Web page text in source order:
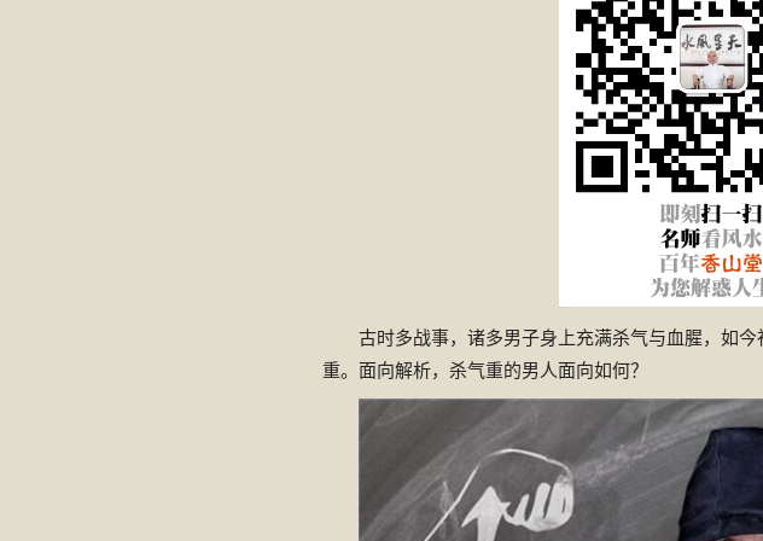
古时多战事，诸多男子身上充满杀气与血腥，如
重。面向解析，杀气重的男人面向如何？